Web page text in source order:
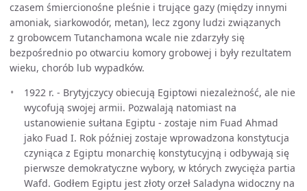
czasem śmiercionośne pleśnie i trujące gazy (między innymi
amoniak, siarkowodór, metan), lecz zgony ludzi związanych
z grobowcem Tutanchamona wcale nie zdarzyły się
bezpośrednio po otwarciu komory grobowej i były rezultatem
wieku, chorób lub wypadków.
1922 r. - Brytyjczycy obiecują Egiptowi niezależność, ale nie
wycofują swojej armii. Pozwalają natomiast na
ustanowienie sułtana Egiptu - zostaje nim Fuad Ahmad
jako Fuad I. Rok później zostaje wprowadzona konstytucja
czyniąca z Egiptu monarchię konstytucyjną i odbywają się
pierwsze demokratyczne wybory, w których zwycięża partia
Wafd. Godłem Egiptu jest złoty orzeł Saladyna widoczny na